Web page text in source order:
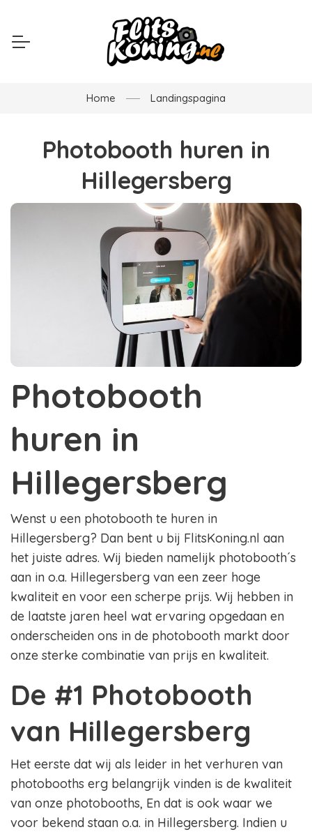
Home Landingspagina
Photobooth huren in
Hillegersberg
Photobooth
huren in
Hillegersberg
Wenst u een photobooth te huren in
Hillegersberg? Dan bent u bij FlitsKoning.nl aan
het juiste adres. Wij bieden namelijk photobooth´s
aan in o.a. Hillegersberg van een zeer hoge
kwaliteit en voor een scherpe prijs. Wij hebben in
de laatste jaren heel wat ervaring opgedaan en
onderscheiden ons in de photobooth markt door
onze sterke combinatie van prijs en kwaliteit.
De #1 Photobooth
van Hillegersberg
Het eerste dat wij als leider in het verhuren van
photobooths erg belangrijk vinden is de kwaliteit
van onze photobooths, En dat is ook waar we
voor bekend staan o.a. in Hillegersberg. Indien u